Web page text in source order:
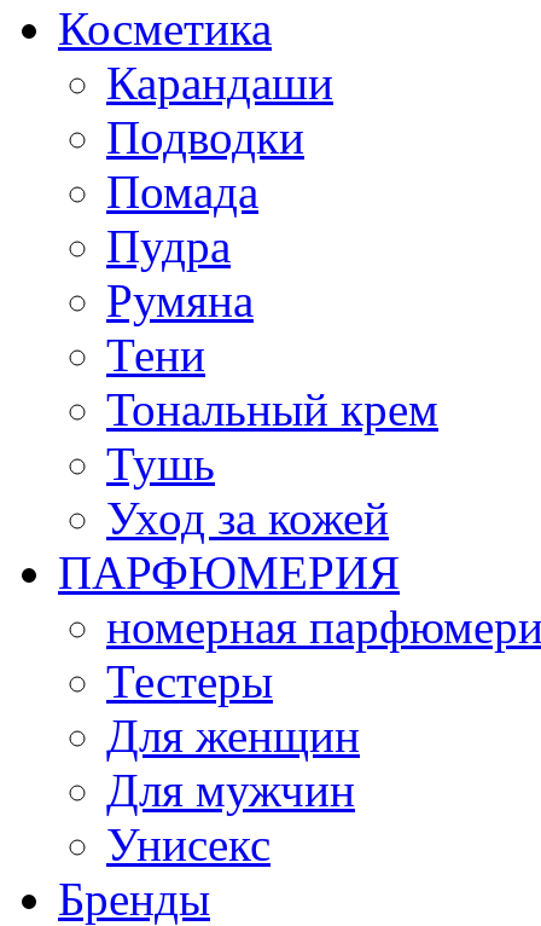
Косметика
Карандаши
Подводки
Помада
Пудра
Румяна
Тени
Тональный крем
Тушь
Уход за кожей
ПАРФЮМЕРИЯ
номерная
Тестеры
Для женщин
Для мужчин
Унисекс
Бренды